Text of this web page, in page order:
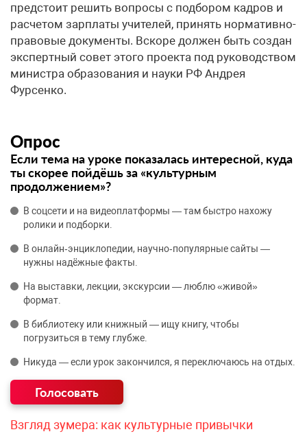
предстоит решить вопросы с подбором кадров и
расчетом зарплаты учителей, принять нормативно-
правовые документы. Вскоре должен быть создан
экспертный совет этого проекта под руководством
министра образования и науки РФ Андрея
Фурсенко.
Опрос
Если тема на уроке показалась интересной, куда
ты скорее пойдёшь за «культурным
продолжением»?
В соцсети и на видеоплатформы — там быстро нахожу
ролики и подборки.
В онлайн‑энциклопедии, научно‑популярные сайты —
нужны надёжные факты.
На выставки, лекции, экскурсии — люблю «живой»
формат.
В библиотеку или книжный — ищу книгу, чтобы
погрузиться в тему глубже.
Никуда — если урок закончился, я переключаюсь на отдых.
Взгляд зумера: как культурные привычки